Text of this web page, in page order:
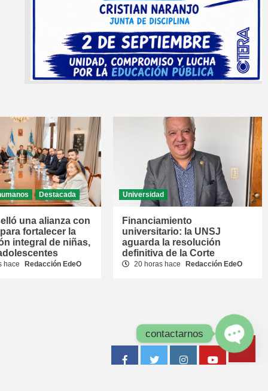
Destacada
una alianza con
fortalecer la
integral de niñas,
hace Redacción EdeO
Universidad
Financiamiento
universitario: la UNSJ
aguarda la resolución
definitiva de la Corte
20 horas hace Redacción EdeO
FacebookTwitterInstagramYoutube
Tik
contactarnos
Open
chaty